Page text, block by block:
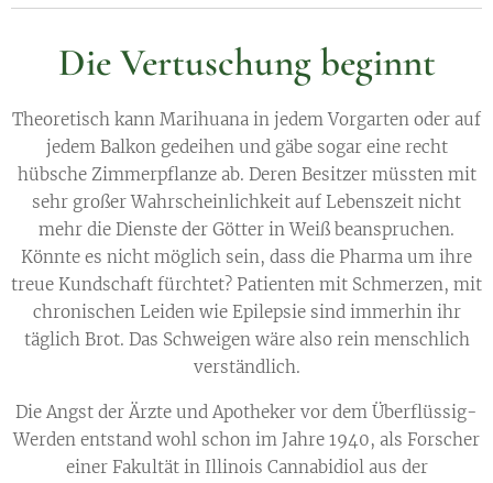
Die Vertuschung beginnt
Theoretisch kann Marihuana in jedem Vorgarten oder auf
jedem Balkon gedeihen und gäbe sogar eine recht
hübsche Zimmerpflanze ab. Deren Besitzer müssten mit
sehr großer Wahrscheinlichkeit auf Lebenszeit nicht
mehr die Dienste der Götter in Weiß beanspruchen.
Könnte es nicht möglich sein, dass die Pharma um ihre
treue Kundschaft fürchtet? Patienten mit Schmerzen, mit
chronischen Leiden wie Epilepsie sind immerhin ihr
täglich Brot. Das Schweigen wäre also rein menschlich
verständlich.
Die Angst der Ärzte und Apotheker vor dem Überflüssig-
Werden entstand wohl schon im Jahre 1940, als Forscher
einer Fakultät in Illinois Cannabidiol aus der